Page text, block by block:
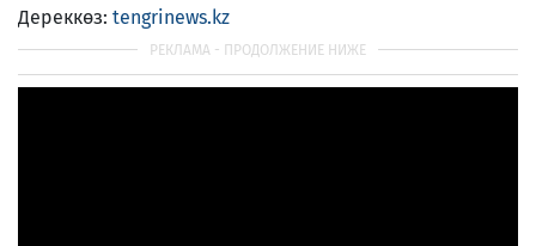
Дереккөз: tengrinews.kz